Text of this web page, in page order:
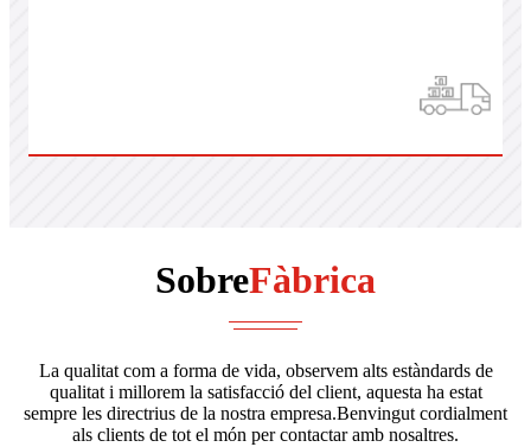
SobreFàbrica
La qualitat com a forma de vida, observem alts estàndards de
qualitat i millorem la satisfacció del client, aquesta ha estat
sempre les directrius de la nostra empresa.Benvingut cordialment
als clients de tot el món per contactar amb nosaltres.